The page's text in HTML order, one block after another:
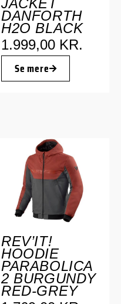
JACKET
DANFORTH
H2O BLACK
1.999,00 KR.
Se mere
REV’IT!
HOODIE
PARABOLICA
2 BURGUNDY
RED-GREY